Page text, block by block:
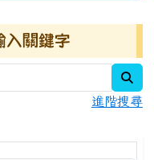
入關鍵字
進階搜尋